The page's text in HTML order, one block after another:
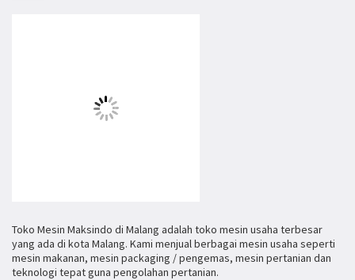
Toko Mesin Maksindo di Malang adalah toko mesin usaha terbesar
yang ada di kota Malang. Kami menjual berbagai mesin usaha seperti
mesin makanan, mesin packaging / pengemas, mesin pertanian dan
teknologi tepat guna pengolahan pertanian.